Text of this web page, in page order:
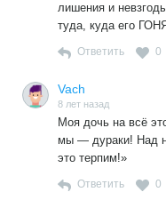
лишения и
туда, куда его
Ответить 0
Vach
8 лет назад
Моя дочь на всё
мы — дураки! Над
это терпим!»
Ответить 0